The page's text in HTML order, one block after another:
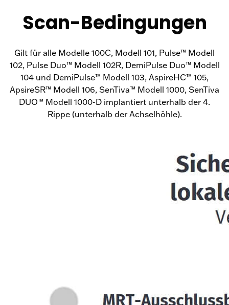
Scan-Bedingungen
Gilt für alle Modelle 100C, Modell 101, Pulse™ Modell
102, Pulse Duo™ Modell 102R, DemiPulse Duo™ Modell
104 und DemiPulse™ Modell 103, AspireHC™ 105,
ApsireSR™ Modell 106, SenTiva™ Modell 1000, SenTiva
DUO™ Modell 1000-D implantiert unterhalb der 4.
Rippe (unterhalb der Achselhöhle).